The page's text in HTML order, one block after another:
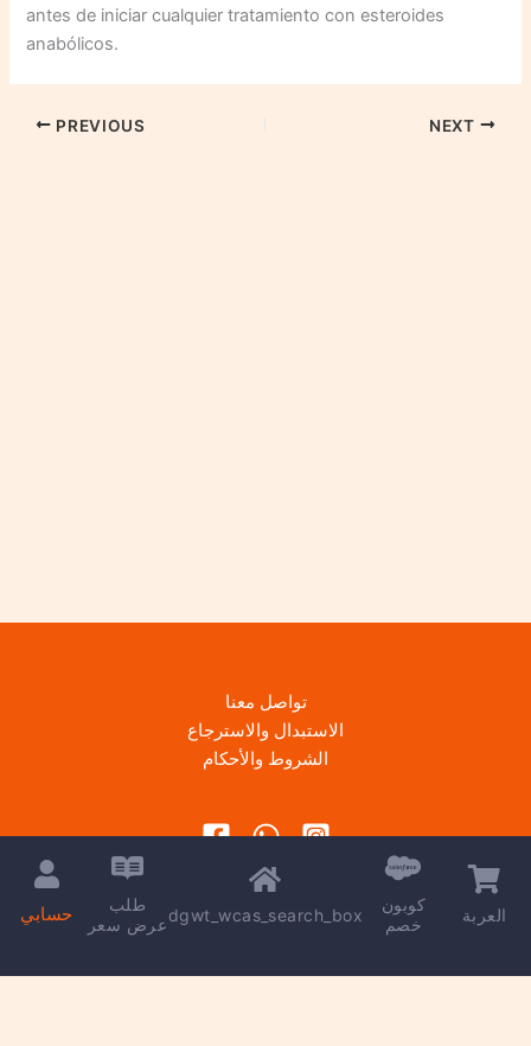
antes de iniciar cualquier tratamiento con esteroides
anabólicos.
PREVIOUS NEXT
تواصل معنا
الاستبدال والاسترجاع
الشروط والأحكام
حسابي
طلب
عرض سعرdgwt_wcas_search_box
كوبون
خصم
العربة